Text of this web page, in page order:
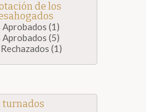
de los
(1)
(5)
(1)
turnados